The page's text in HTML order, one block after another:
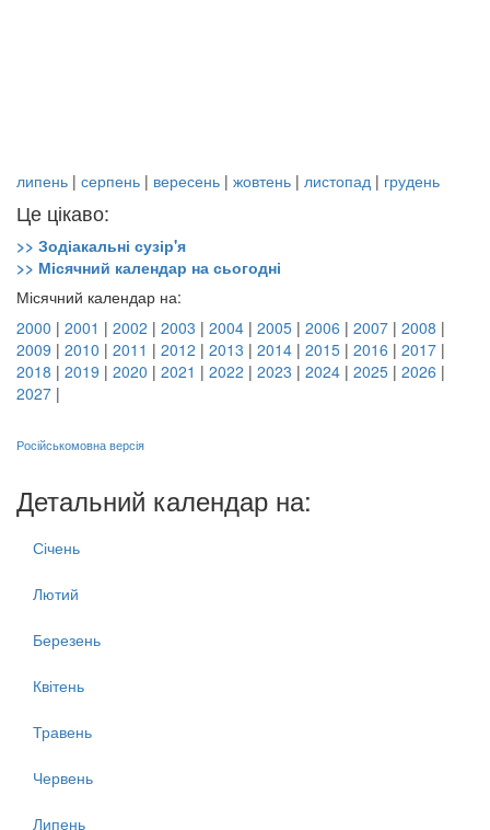
липень | серпень | вересень | жовтень | листопад | грудень
Це цікаво:
>> Зодіакальні сузір'я
>> Місячний календар на сьогодні
Місячний календар на:
2000 | 2001 | 2002 | 2003 | 2004 | 2005 | 2006 | 2007 | 2008 |
2009 | 2010 | 2011 | 2012 | 2013 | 2014 | 2015 | 2016 | 2017 |
2018 | 2019 | 2020 | 2021 | 2022 | 2023 | 2024 | 2025 | 2026 |
2027 |
Російськомовна версія
Детальний календар на:
Січень
Лютий
Березень
Квітень
Травень
Червень
Липень